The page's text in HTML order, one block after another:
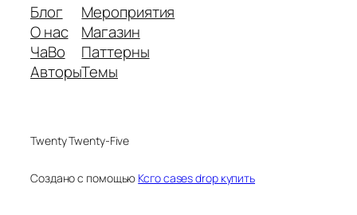
Блог
О нас
ЧаВо
Авторы
Мероприятия
Магазин
Паттерны
Темы
Twenty Twenty-Five
Создано с помощью Ксго cases drop купить